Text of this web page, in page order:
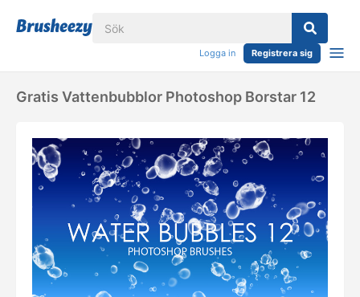
Logga in Registrera sig
Gratis Vattenbubblor Photoshop Borstar 12